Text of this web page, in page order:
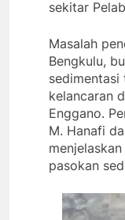
sekitar
Masalah
Bengkulu,
sedimentasi
kelancaran
Enggano.
M. Hanafi
pasokan